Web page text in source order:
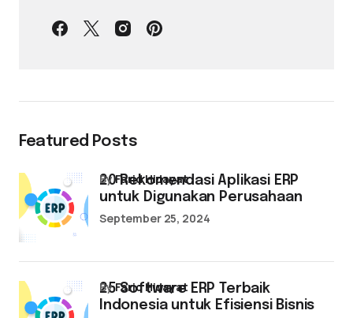
Featured Posts
20 Rekomendasi Aplikasi ERP
untuk Digunakan Perusahaan
byFarid Hidayat
September 25, 2024
25 Software ERP Terbaik
Indonesia untuk Efisiensi Bisnis
byFarid Hidayat